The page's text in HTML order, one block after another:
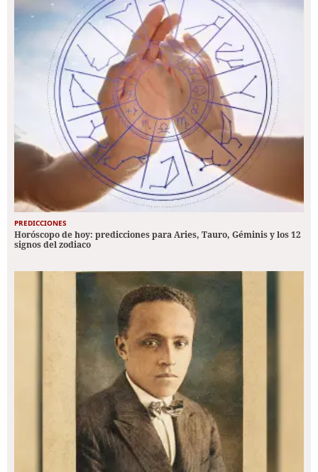
PREDICCIONES
Horóscopo de hoy: predicciones para Aries, Tauro, Géminis y los 12
signos del zodiaco